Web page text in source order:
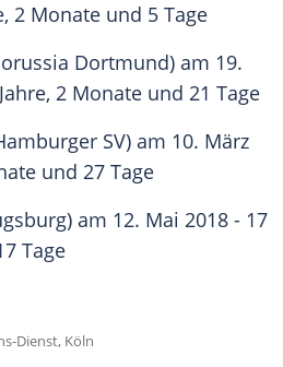
2 Monate und 5 Tage
Dortmund) am 19.
2 Monate und 21 Tage
SV) am 10. März
und 27 Tage
am 12. Mai 2018 - 17
Tage
Dienst, Köln